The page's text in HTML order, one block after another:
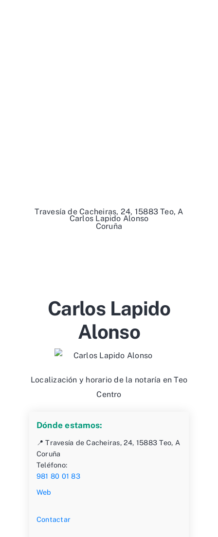
Carlos Lapido Alonso
Travesía de Cacheiras, 24, 15883 Teo, A
Coruña
Carlos Lapido
Alonso
Localización y horario de la notaría en Teo
Centro
Dónde estamos:
📍 Travesía de Cacheiras, 24, 15883 Teo, A
Coruña
Teléfono:
981 80 01 83
Web
Contactar